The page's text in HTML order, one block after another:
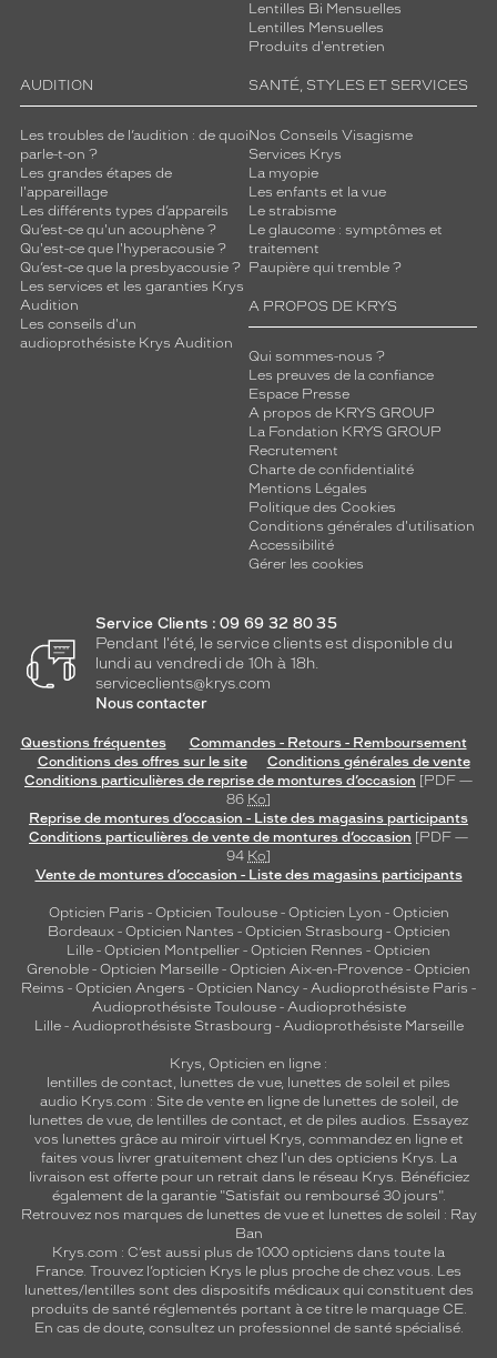
Lentilles Bi Mensuelles
Lentilles Mensuelles
Produits d'entretien
AUDITION
Les troubles de l’audition : de quoi
parle-t-on ?
Les grandes étapes de
l'appareillage
Les différents types d’appareils
Qu’est-ce qu'un acouphène ?
Qu'est-ce que l'hyperacousie ?
Qu’est-ce que la presbyacousie ?
Les services et les garanties Krys
Audition
Les conseils d'un
audioprothésiste Krys Audition
SANTÉ, STYLES ET SERVICES
Nos Conseils Visagisme
Services Krys
La myopie
Les enfants et la vue
Le strabisme
Le glaucome : symptômes et
traitement
Paupière qui tremble ?
A PROPOS DE KRYS
Qui sommes-nous ?
Les preuves de la confiance
Espace Presse
A propos de KRYS GROUP
La Fondation KRYS GROUP
Recrutement
Charte de confidentialité
Mentions Légales
Politique des Cookies
Conditions générales d'utilisation
Accessibilité
Gérer les cookies
Service Clients : 09 69 32 80 35
Pendant l'été, le service clients est disponible du
lundi au vendredi de 10h à 18h.
serviceclients@krys.com
Nous contacter
Questions fréquentes
Commandes - Retours - Remboursement
Conditions des offres sur le site
Conditions générales de vente
Conditions particulières de reprise de montures d’occasion [PDF —
86 Ko]
Reprise de montures d’occasion - Liste des magasins participants
Conditions particulières de vente de montures d’occasion [PDF —
94 Ko]
Vente de montures d’occasion - Liste des magasins participants
Opticien Paris - Opticien Toulouse- Opticien Lyon - Opticien
Bordeaux- Opticien Nantes - Opticien Strasbourg - Opticien
Lille - Opticien Montpellier - Opticien Rennes - Opticien
Grenoble - Opticien Marseille - Opticien Aix-en-Provence - Opticien
Reims - Opticien Angers - Opticien Nancy - Audioprothésiste Paris -
Audioprothésiste Toulouse- Audioprothésiste
Lille- Audioprothésiste Strasbourg - Audioprothésiste Marseille
Krys, Opticien en ligne :
lentilles de contact, lunettes de vue, lunettes de soleil et piles
audio Krys.com : Site de vente en ligne de lunettes de soleil, de
lunettes de vue, de lentilles de contact, et de piles audios. Essayez
vos lunettes grâce au miroir virtuel Krys, commandez en ligne et
faites vous livrer gratuitement chez l'un des opticiens Krys. La
livraison est offerte pour un retrait dans le réseau Krys. Bénéficiez
également de la garantie "Satisfait ou remboursé 30 jours".
Retrouvez nos marques de lunettes de vue et lunettes de soleil : Ray
Ban
Krys.com : C’est aussi plus de 1000 opticiens dans toute la
France. Trouvez l’opticien Krys le plus proche de chez vous. Les
lunettes/lentilles sont des dispositifs médicaux qui constituent des
produits de santé réglementés portant à ce titre le marquage CE.
En cas de doute, consultez un professionnel de santé spécialisé.